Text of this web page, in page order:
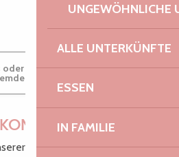
UNGEWÖHNLICHE
ALLE UNTERKÜNFTE
ESSEN
IN FAMILIE
guten Tipps und